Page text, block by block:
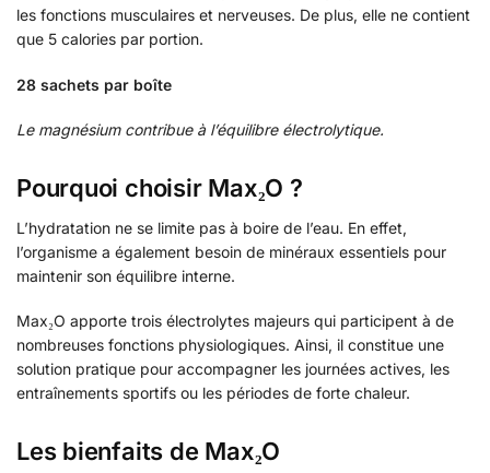
les fonctions musculaires et nerveuses. De plus, elle ne contient
que 5 calories par portion.
28 sachets par boîte
Le magnésium contribue à l’équilibre électrolytique.
Pourquoi choisir Max₂O ?
L’hydratation ne se limite pas à boire de l’eau. En effet,
l’organisme a également besoin de minéraux essentiels pour
maintenir son équilibre interne.
Max₂O apporte trois électrolytes majeurs qui participent à de
nombreuses fonctions physiologiques. Ainsi, il constitue une
solution pratique pour accompagner les journées actives, les
entraînements sportifs ou les périodes de forte chaleur.
Les bienfaits de Max₂O